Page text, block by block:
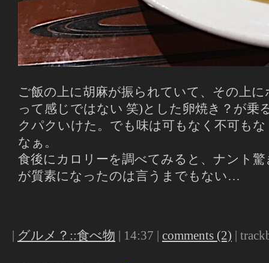
ご飯の上に胡麻が振られていて、その上
って感じではない 笑)とした卵焼き？が乗
クパクいけた。でも味は可もなく不可も
なぁ。
食後にカロリーを調べてみると、ナント驚
が質素になったのは言うまでもない…
グルメ？::食べ物 | 14:37 | comments (2) |